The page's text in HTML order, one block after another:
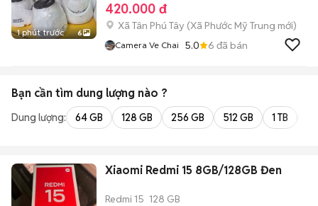
1 phút trước 6
420.000 đ
Xã Tân Phú Tây (Xã Phước Mỹ Trung mới)
Camera Ve Chai 5.0 6 đã bán
Bạn cần tìm dung lượng nào ?
Dung lượng: 64 GB 128 GB 256 GB 512 GB 1 TB
Xiaomi Redmi 15 8GB/128GB Đen
Redmi 15 128 GB